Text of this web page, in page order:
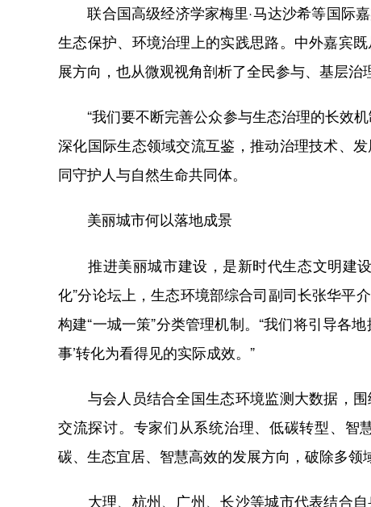
联合国高级经济学家梅里·马达沙希等国际
生态保护、环境治理上的实践思路。中外嘉宾
展方向，也从微观视角剖析了全民参与、基层治
“我们要不断完善公众参与生态治理的长效机
深化国际生态领域交流互鉴，推动治理技术、
同守护人与自然生命共同体。
美丽城市何以落地成景
推进美丽城市建设，是新时代生态文明建设
化”分论坛上，生态环境部综合司副司长张华平
构建“一城一策”分类管理机制。“我们将引导各
事’转化为看得见的实际成效。”
与会人员结合全国生态环境监测大数据，围
交流探讨。专家们从系统治理、低碳转型、智
碳、生态宜居、智慧高效的发展方向，破除多领
大理、杭州、广州、长沙等城市代表结合自